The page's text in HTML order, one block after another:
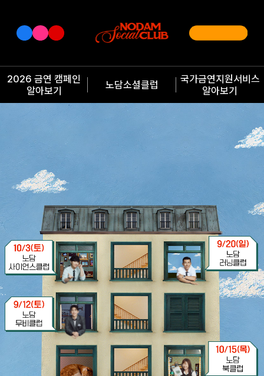
2026 금연 캠페인
알아보기
노담소셜클럽
국가금연지원서비스
알아보기